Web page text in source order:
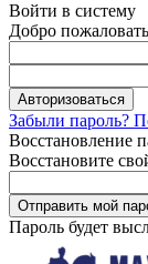
Войти в систему
Добро
Забыли пароль?
Восстановление
Восстановите
Пароль будет